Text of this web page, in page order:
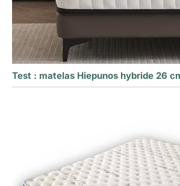
Test : matelas Hiepunos hybride 26